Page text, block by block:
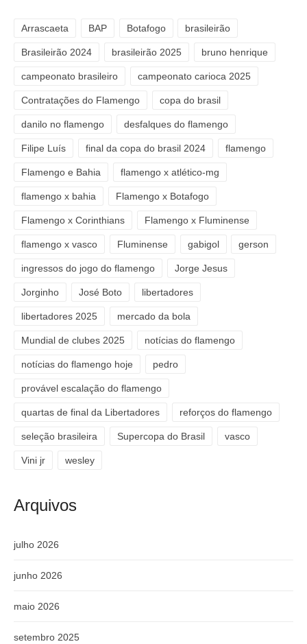
Arrascaeta BAP Botafogo brasileirão
Brasileirão 2024 brasileirão 2025 bruno henrique
campeonato brasileiro campeonato carioca 2025
Contratações do Flamengo copa do brasil
danilo no flamengo desfalques do flamengo
Filipe Luís final da copa do brasil 2024 flamengo
Flamengo e Bahia flamengo x atlético-mg
flamengo x bahia Flamengo x Botafogo
Flamengo x Corinthians Flamengo x Fluminense
flamengo x vasco Fluminense gabigol gerson
ingressos do jogo do flamengo Jorge Jesus
Jorginho José Boto libertadores
libertadores 2025 mercado da bola
Mundial de clubes 2025 notícias do flamengo
notícias do flamengo hoje pedro
provável escalação do flamengo
quartas de final da Libertadores reforços do flamengo
seleção brasileira Supercopa do Brasil vasco
Vini jr wesley
Arquivos
julho 2026
junho 2026
maio 2026
setembro 2025